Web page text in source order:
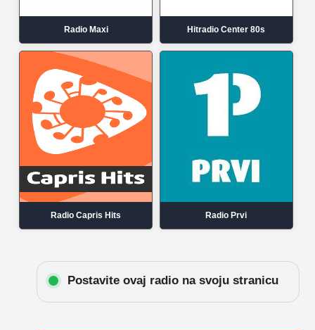
Radio Maxi Hitradio Center 80s
Radio Capris Hits Radio Prvi
Postavite ovaj radio na svoju stranicu